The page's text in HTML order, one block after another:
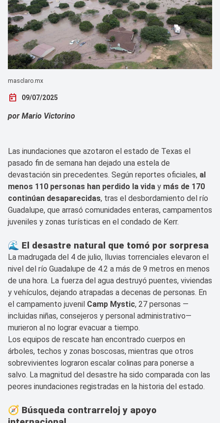
masclaro.mx
today 09/07/2025
por Mario Victorino
Las inundaciones que azotaron el estado de Texas el
pasado fin de semana han dejado una estela de
devastación sin precedentes. Según reportes oficiales, al
menos 110 personas han perdido la vida y más de 170
continúan desaparecidas, tras el desbordamiento del río
Guadalupe, que arrasó comunidades enteras, campamentos
juveniles y zonas turísticas en el condado de Kerr.
🌊 El desastre natural que tomó por sorpresa
La madrugada del 4 de julio, lluvias torrenciales elevaron el
nivel del río Guadalupe de 4.2 a más de 9 metros en menos
de una hora. La fuerza del agua destruyó puentes, viviendas
y vehículos, dejando atrapadas a decenas de personas. En
el campamento juvenil Camp Mystic, 27 personas —
incluidas niñas, consejeros y personal administrativo—
murieron al no lograr evacuar a tiempo.
Los equipos de rescate han encontrado cuerpos en
árboles, techos y zonas boscosas, mientras que otros
sobrevivientes lograron escalar colinas para ponerse a
salvo. La magnitud del desastre ha sido comparada con las
peores inundaciones registradas en la historia del estado.
🧭 Búsqueda contrarreloj y apoyo